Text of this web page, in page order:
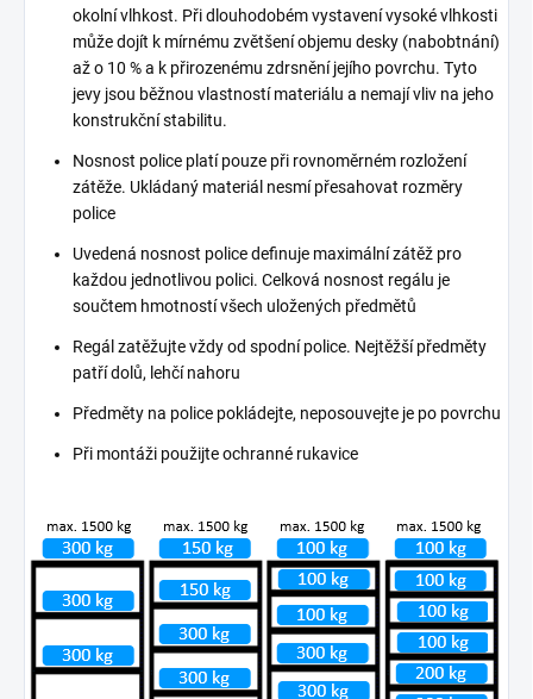
okolní vlhkost. Při dlouhodobém vystavení vysoké vlhkosti
může dojít k mírnému zvětšení objemu desky (nabobtnání)
až o 10 % a k přirozenému zdrsnění jejího povrchu. Tyto
jevy jsou běžnou vlastností materiálu a nemají vliv na jeho
konstrukční stabilitu.
Nosnost police platí pouze při rovnoměrném rozložení
zátěže. Ukládaný materiál nesmí přesahovat rozměry
police
Uvedená nosnost police definuje maximální zátěž pro
každou jednotlivou polici. Celková nosnost regálu je
součtem hmotností všech uložených předmětů
Regál zatěžujte vždy od spodní police. Nejtěžší předměty
patří dolů, lehčí nahoru
Předměty na police pokládejte, neposouvejte je po povrchu
Při montáži použijte ochranné rukavice